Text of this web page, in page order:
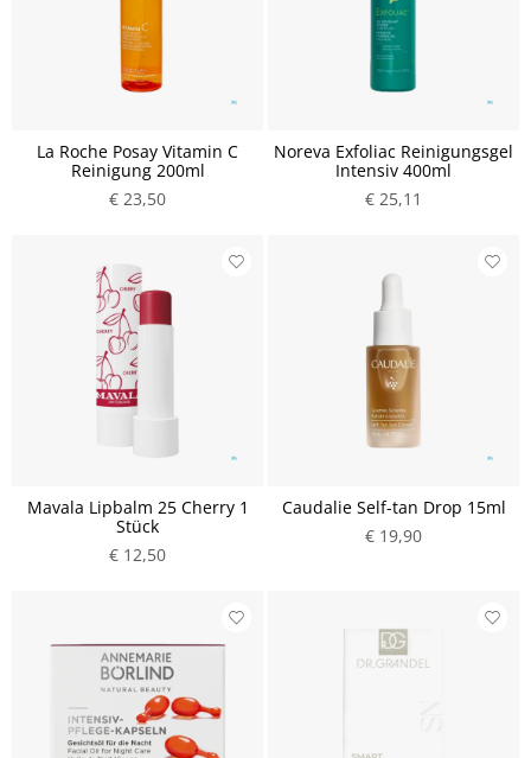
La Roche Posay Vitamin C
Reinigung 200ml
€ 23,50
Noreva Exfoliac Reinigungsgel
Intensiv 400ml
€ 25,11
Mavala Lipbalm 25 Cherry 1
Stück
€ 12,50
Caudalie Self-tan Drop 15ml
€ 19,90